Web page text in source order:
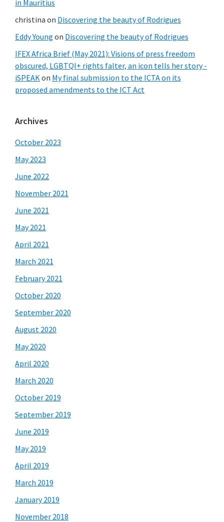
in Mauritius
christina on Discovering the beauty of Rodrigues
Eddy Young on Discovering the beauty of Rodrigues
IFEX Africa Brief (May 2021): Visions of press freedom
obscured, LGBTQI+ rights falter, an icon tells her story -
iSPEAKon My final submission to the ICTA on its
proposed amendments to the ICT Act
Archives
October 2023
May 2023
June 2022
November 2021
June 2021
May 2021
April 2021
March 2021
February 2021
October 2020
September 2020
August 2020
May 2020
April 2020
March 2020
October 2019
September 2019
June 2019
May 2019
April 2019
March 2019
January 2019
November 2018